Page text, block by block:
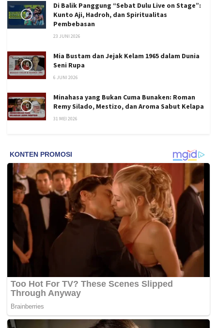
Di Balik Panggung “Sebat Dulu Live on Stage”:
Kunto Aji, Hadroh, dan Spiritualitas
Pembebasan
23 JUNI 2026
Mia Bustam dan Jejak Kelam 1965 dalam Dunia
Seni Rupa
6 JUNI 2026
Minahasa yang Bukan Cuma Bunaken: Roman
Remy Silado, Mestizo, dan Aroma Sabut Kelapa
31 MEI 2026